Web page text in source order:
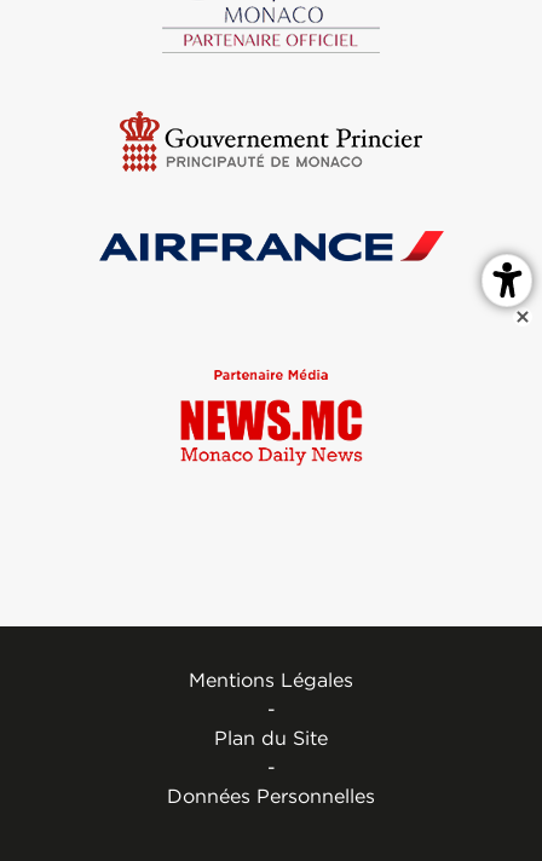
Mentions Légales
-
Plan du Site
-
Données Personnelles